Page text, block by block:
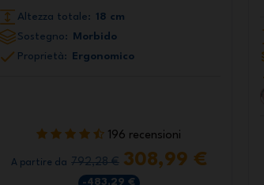
Altezza totale: 18 cm
Sostegno:
Morbido
Proprietà:
Ergonomico
196 recensioni
A partire da 792,28 € 308,99 €
-483,29 €